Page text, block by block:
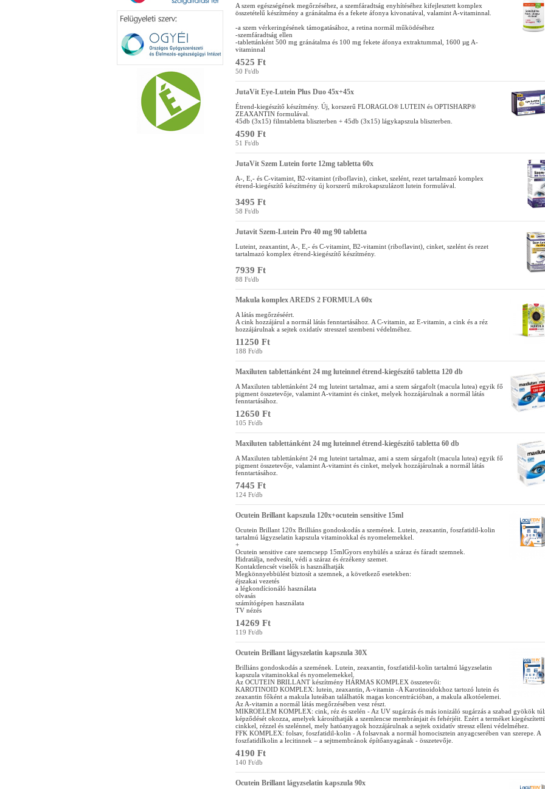
A szem egészségének megőrzéséhez, a szemfáradtság enyhítéséhez kifejlesztett komplex
összetételű készítmény a gránátalma és a fekete áfonya kivonatával, valamint A-vitaminnal.
-a szem vérkeringésének támogatásához, a retina normál működéséhez
-szemfáradtság ellen
-tablettánként 500 mg gránátalma és 100 mg fekete áfonya extraktummal, 1600 µg A-
vitaminnal
4525 Ft
50 Ft/db
JutaVit Eye-Lutein Plus Duo 45x+45x
Étrend-kiegészítő készítmény. Új, korszerű FLORAGLO® LUTEIN és OPTISHARP®
ZEAXANTIN formulával.
45db (3x15) filmtabletta bliszterben + 45db (3x15) lágykapszula bliszterben.
4590 Ft
51 Ft/db
JutaVit Szem Lutein forte 12mg tabletta 60x
A-, E,- és C-vitamint, B2-vitamint (riboflavin), cinket, szelént, rezet tartalmazó komplex
étrend-kiegészítő készítmény új korszerű mikrokapszulázott lutein formulával.
3495 Ft
58 Ft/db
Jutavit Szem-Lutein Pro 40 mg 90 tabletta
Luteint, zeaxantint, A-, E,- és C-vitamint, B2-vitamint (riboflavint), cinket, szelént és rezet
tartalmazó komplex étrend-kiegészítő készítmény.
7939 Ft
88 Ft/db
Makula komplex AREDS 2 FORMULA 60x
A látás megőrzéséért.
A cink hozzájárul a normál látás fenntartásához. A C-vitamin, az E-vitamin, a cink és a réz
hozzájárulnak a sejtek oxidatív stresszel szembeni védelméhez.
11250 Ft
188 Ft/db
Maxiluten tablettánként 24 mg luteinnel étrend-kiegészítő tabletta 120 db
A Maxiluten tablettánként 24 mg luteint tartalmaz, ami a szem sárgafolt (macula lutea) egyik fő
pigment összetevője, valamint A-vitamint és cinket, melyek hozzájárulnak a normál látás
fenntartásához.
12650 Ft
105 Ft/db
Maxiluten tablettánként 24 mg luteinnel étrend-kiegészítő tabletta 60 db
A Maxiluten tablettánként 24 mg luteint tartalmaz, ami a szem sárgafolt (macula lutea) egyik fő
pigment összetevője, valamint A-vitamint és cinket, melyek hozzájárulnak a normál látás
fenntartásához.
7445 Ft
124 Ft/db
Ocutein Brillant kapszula 120x+ocutein sensitive 15ml
Ocutein Brillant 120x Brilliáns gondoskodás a szemének. Lutein, zeaxantin, foszfatidil-kolin
tartalmú lágyzselatin kapszula vitaminokkal és nyomelemekkel.
+
Ocutein sensitive care szemcsepp 15mlGyors enyhülés a száraz és fáradt szemnek.
Hidratálja, nedvesíti, védi a száraz és érzékeny szemet.
Kontaktlencsét viselők is használhatják
Megkönnyebbülést biztosít a szemnek, a következő esetekben:
éjszakai vezetés
a légkondícionáló használata
olvasás
számítógépen használata
TV nézés
14269 Ft
119 Ft/db
Ocutein Brillant lágyszelatin kapszula 30X
Brilliáns gondoskodás a szemének. Lutein, zeaxantin, foszfatidil-kolin tartalmú lágyzselatin
kapszula vitaminokkal és nyomelemekkel.
Az OCUTEIN BRILLANT készítmény HÁRMAS KOMPLEX összetevői:
KAROTINOID KOMPLEX: lutein, zeaxantin, A-vitamin -A Karotinoidokhoz tartozó lutein és
zeaxantin főként a makula luteában találhatók magas koncentrációban, a makula alkotóelemei.
Az A-vitamin a normál látás megőrzésében vesz részt.
MIKROELEM KOMPLEX: cink, réz és szelén - Az UV sugárzás és más ionizáló sugárzás a szabad gyökök
képződését okozza, amelyek károsíthatják a szemlencse membránjait és fehérjéit. Ezért a terméket
cinkkel, rézzel és szelénnel, mely hatóanyagok hozzájárulnak a sejtek oxidatív stressz elleni védelméhez.
FFK KOMPLEX: folsav, foszfatidil-kolin - A folsavnak a normál homocisztein anyagcserében van szerepe. A
foszfatidilkolin a lecitinnek – a sejtmembránok építőanyagának - összetevője.
4190 Ft
140 Ft/db
Ocutein Brillant lágyzselatin kapszula 90x